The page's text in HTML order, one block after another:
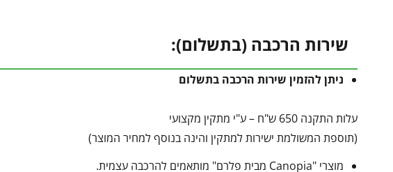
שירות הרכבה (בתשלום):
ניתן להזמין שירות הרכבה בתשלום
עלות התקנה 650 ש"ח – ע"י מתקין מקצועי
(תוספת המשולמת ישירות למתקין והינה בנוסף למחיר המוצר)
מוצרי "Canopia מבית פלרם" מותאמים להרכבה עצמית.